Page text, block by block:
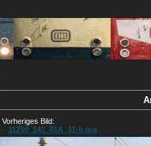
Vorheriges Bild:
11250_141_01A_31-b.jpg